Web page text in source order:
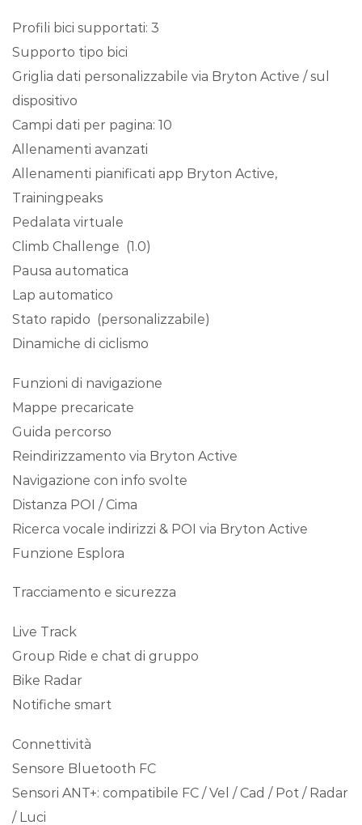
Profili bici supportati: 3
Supporto tipo bici
Griglia dati personalizzabile via Bryton Active / sul
dispositivo
Campi dati per pagina: 10
Allenamenti avanzati
Allenamenti pianificati app Bryton Active,
Trainingpeaks
Pedalata virtuale
Climb Challenge (1.0)
Pausa automatica
Lap automatico
Stato rapido (personalizzabile)
Dinamiche di ciclismo
Funzioni di navigazione
Mappe precaricate
Guida percorso
Reindirizzamento via Bryton Active
Navigazione con info svolte
Distanza POI / Cima
Ricerca vocale indirizzi & POI via Bryton Active
Funzione Esplora
Tracciamento e sicurezza
Live Track
Group Ride e chat di gruppo
Bike Radar
Notifiche smart
Connettività
Sensore Bluetooth FC
Sensori ANT+: compatibile FC / Vel / Cad / Pot / Radar
/ Luci